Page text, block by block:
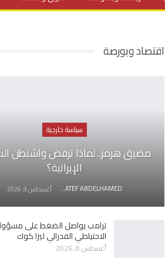
اقتصاد وبورصة
سياسة خارجية
مضيق هرمز.. لماذا ترفض واشنطن
الإيرانية؟
AWATEF ABDELHAMED أغسطس 9, 2026
ترامب يواصل الضغط على
الاحتياطي الفدرالي ليزا كوك
أغسطس 8, 2026